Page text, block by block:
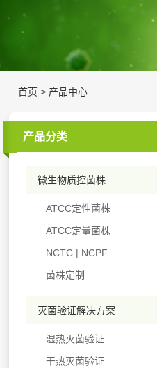
首页 > 产品中心
产品分类
微生物质控菌株
ATCC定性菌株
ATCC定量菌株
NCTC | NCPF
菌株定制
灭菌验证解决方案
湿热灭菌验证
干热灭菌验证